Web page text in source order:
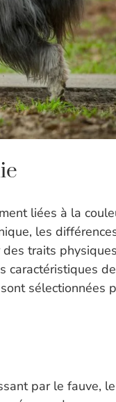
liées à la
les
traits
caractéristiques
sélectionnées
par le fauve,